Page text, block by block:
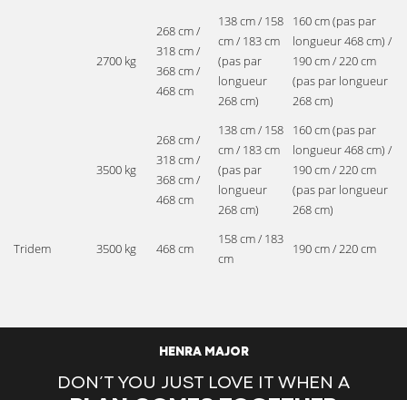
2700 kg
268 cm /
318 cm /
368 cm /
468 cm
138 cm / 158
cm / 183 cm
(pas par
longueur
268 cm)
160 cm (pas par
longueur 468 cm) /
190 cm / 220 cm
(pas par longueur
268 cm)
3500 kg
268 cm /
318 cm /
368 cm /
468 cm
138 cm / 158
cm / 183 cm
(pas par
longueur
268 cm)
160 cm (pas par
longueur 468 cm) /
190 cm / 220 cm
(pas par longueur
268 cm)
Tridem 3500 kg 468 cm
158 cm / 183
cm
190 cm / 220 cm
HENRA MAJOR
DON’T YOU JUST LOVE IT WHEN A